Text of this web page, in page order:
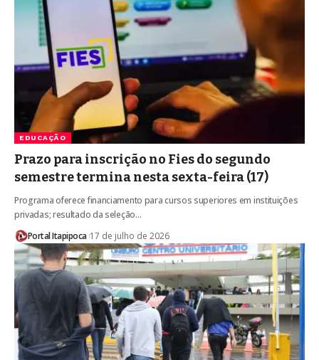
EDUCAÇÃO
Prazo para inscrição no Fies do segundo
semestre termina nesta sexta-feira (17)
Programa oferece financiamento para cursos superiores em instituições
privadas; resultado da seleção…
Portal Itapipoca 17 de julho de 2026